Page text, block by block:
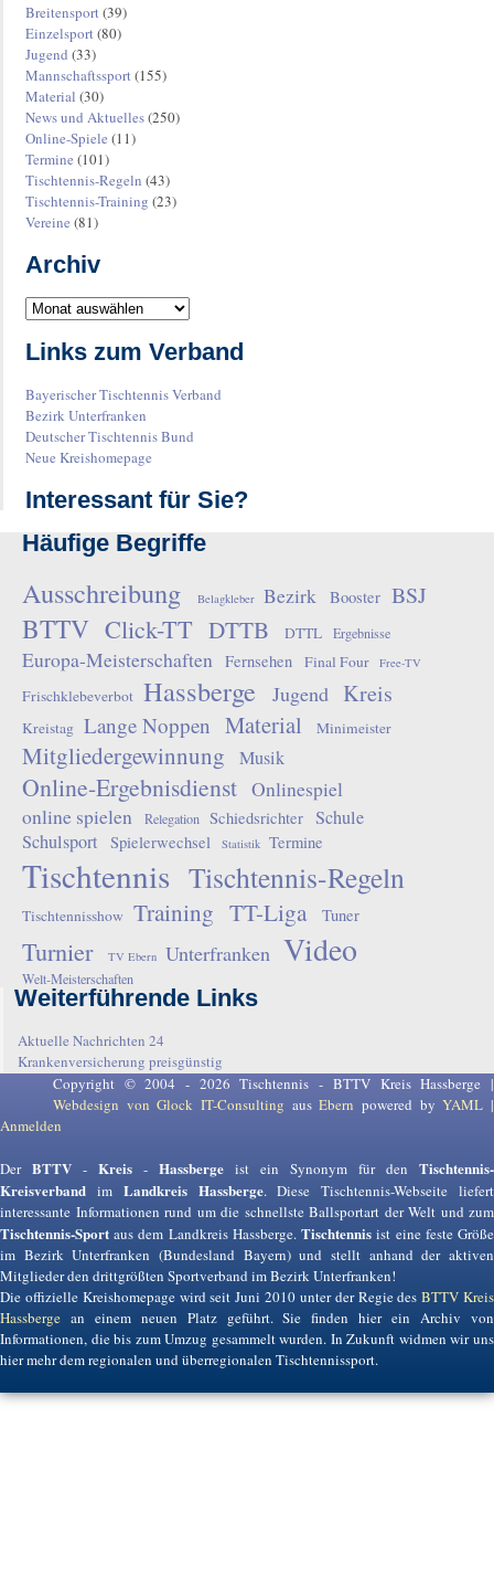
Breitensport(39)
Einzelsport(80)
Jugend (33)
Mannschaftssport(155)
Material (30)
News und Aktuelles(250)
Online-Spiele (11)
Termine (101)
Tischtennis-Regeln (43)
Tischtennis-Training (23)
Vereine (81)
Archiv
Links zum Verband
Bayerischer Tischtennis Verband
Bezirk Unterfranken
Deutscher Tischtennis Bund
Neue Kreishomepage
Interessant für Sie?
Häufige Begriffe
Ausschreibung Belagkleber Bezirk Booster BSJ
BTTV Click-TT DTTB DTTL Ergebnisse
Europa-Meisterschaften Fernsehen Final Four Free-TV
Frischklebeverbot Hassberge Jugend Kreis
Kreistag Lange Noppen Material Minimeister
Mitgliedergewinnung Musik
Online-Ergebnisdienst Onlinespiel
online spielen
Relegation Schiedsrichter Schule
Schulsport
Spielerwechsel Statistik Termine
Tischtennis Tischtennis-Regeln
Tischtennisshow Training TT-Liga Tuner
Turnier TV Ebern Unterfranken Video
Welt-Meisterschaften
Weiterführende Links
Aktuelle Nachrichten 24
Krankenversicherung preisgünstig
Copyright © 2004 - 2026 Tischtennis - BTTV Kreis Hassberge |
Webdesign von Glock IT-Consulting ausEbern powered byYAML |
Anmelden
Der BTTV - Kreis - Hassberge ist ein Synonym für den Tischtennis-
Kreisverband im Landkreis Hassberge. Diese Tischtennis-Webseite liefert
interessante Informationen rund um die schnellste Ballsportart der Welt und zum
Tischtennis-Sport aus dem Landkreis Hassberge.Tischtennis ist eine feste Größe
im Bezirk Unterfranken (Bundesland Bayern) und stellt anhand der aktiven
Mitglieder den drittgrößten Sportverband im Bezirk Unterfranken!
Die offizielle Kreishomepage wird seit Juni 2010 unter der Regie desBTTV Kreis
Hassberge an einem neuen Platz geführt. Sie finden hier ein Archiv von
Informationen, die bis zum Umzug gesammelt wurden. In Zukunft widmen wir uns
hier mehr dem regionalen und überregionalen Tischtennissport.